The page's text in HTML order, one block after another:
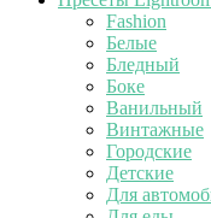
Fashion
Белые
Бледный
Боке
Ванильный
Винтажные
Городские
Детские
Для